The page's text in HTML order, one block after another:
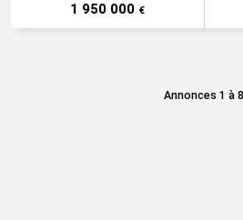
1 950 000 €
Annonces 1 à 8